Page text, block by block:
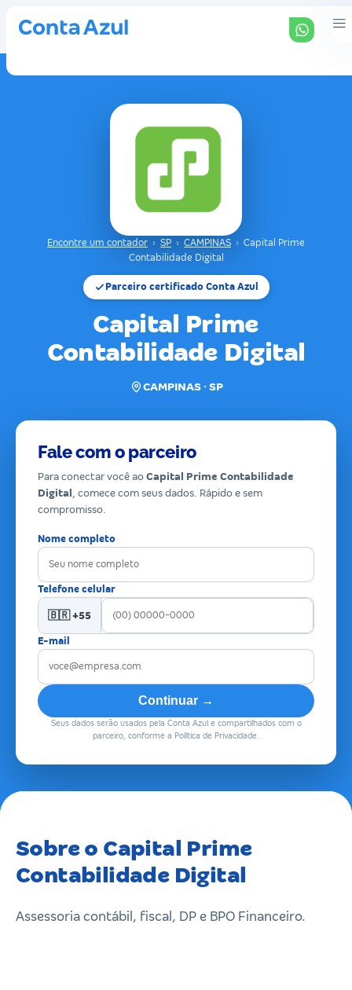
Encontre um contador › SP › CAMPINAS › Capital Prime
Contabilidade Digital
Parceiro certificado Conta Azul
Capital Prime
Contabilidade Digital
CAMPINAS · SP
Fale com o parceiro
Para conectar você ao Capital Prime Contabilidade
Digital , comece com seus dados. Rápido e sem
compromisso.
Nome completo
Telefone celular
🇧🇷 +55
E-mail
Continuar →
Seus dados serão usados pela Conta Azul e compartilhados com o
parceiro, conforme a Política de Privacidade.
Sobre o Capital Prime
Contabilidade Digital
Assessoria contábil, fiscal, DP e BPO Financeiro.